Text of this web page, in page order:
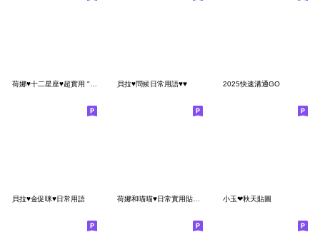
貝拉♥問候日常用語♥♥ 2025快速溝通GO
貝拉♥金促咪♥日常用語 小玉❤秋天貼圖